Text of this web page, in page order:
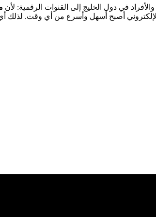
في دول الخليج إلى القنوات الرقمية: لأن
الإلكتروني أصبح أسهل وأسرع من أي